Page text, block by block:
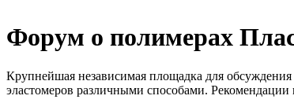
Форум о полимерах
Крупнейшая независимая площадка для
эластомеров различными способами.